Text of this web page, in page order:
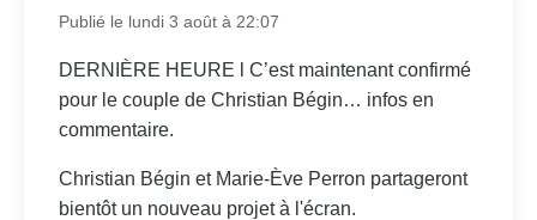
Publié le lundi 3 août à 22:07
DERNIÈRE HEURE l C’est maintenant confirmé
pour le couple de Christian Bégin… infos en
commentaire.
Christian Bégin et Marie-Ève Perron partageront
bientôt un nouveau projet à l'écran.